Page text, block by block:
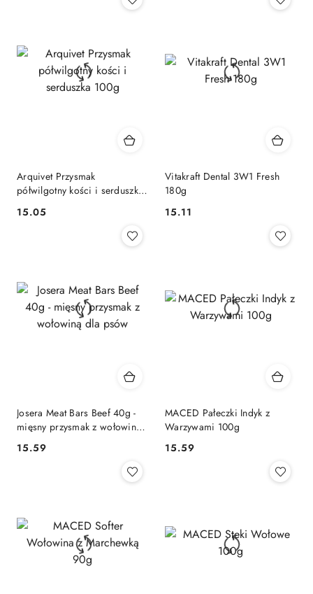
Arquivet Przysmak
półwilgotny kości i serduszka
Cena:
15.05
Vitakraft Dental 3W1 Fresh
180g
Cena:
15.11
Josera Meat Bars Beef 40g -
mięsny przysmak z wołowiną
Cena:
15.59
MACED Pałeczki Indyk z
Warzywami 100g
Cena:
15.59